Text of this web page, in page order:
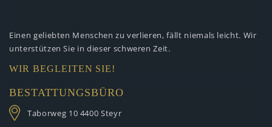
Einen geliebten Menschen zu verlieren, fällt niemals leicht. Wir
unterstützen Sie in dieser schweren Zeit.
WIR BEGLEITEN SIE!
BESTATTUNGSBÜRO
Taborweg 10 4400 Steyr